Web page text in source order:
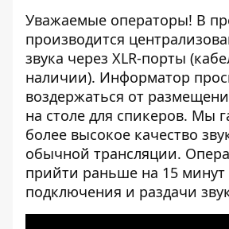
Уважаемые операторы! В
производится
звука через XLR-порты
наличии). Информатор
воздержаться от
на столе для спикеров. Мы
более высокое качество
обычной трансляции.
прийти раньше на 15 минут
подключения и раздачи